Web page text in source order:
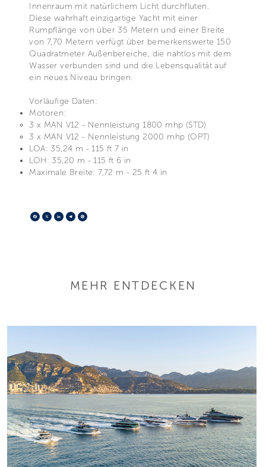
Innenraum mit natürlichem Licht durchfluten.
Diese wahrhaft einzigartige Yacht mit einer
Rumpflänge von über 35 Metern und einer Breite
von 7,70 Metern verfügt über bemerkenswerte 150
Quadratmeter Außenbereiche, die nahtlos mit dem
Wasser verbunden sind und die Lebensqualität auf
ein neues Niveau bringen.
Vorläufige Daten:
Motoren:
3 x MAN V12 - Nennleistung 1800 mhp (STD)
3 x MAN V12 - Nennleistung 2000 mhp (OPT)
LOA: 35,24 m - 115 ft 7 in
LOH: 35,20 m - 115 ft 6 in
Maximale Breite: 7,72 m - 25 ft 4 in
Facebook
X LinkedIn
Telegram
MEHR ENTDECKEN